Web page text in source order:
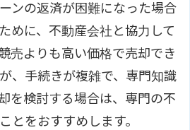
ンの返済が困難になった場合
めに、不動産会社と協力して
売よりも高い価格で売却でき
、手続きが複雑で、専門知識
を検討する場合は、専門の不
とをおすすめします。